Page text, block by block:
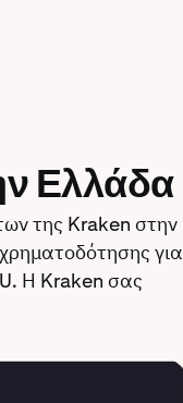
Ελλάδα
της Kraken στην
για
Η Kraken σας